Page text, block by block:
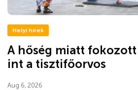
Helyi hírek
A hőség miatt fokozott
int a tisztifőorvos
Aug 6, 2026